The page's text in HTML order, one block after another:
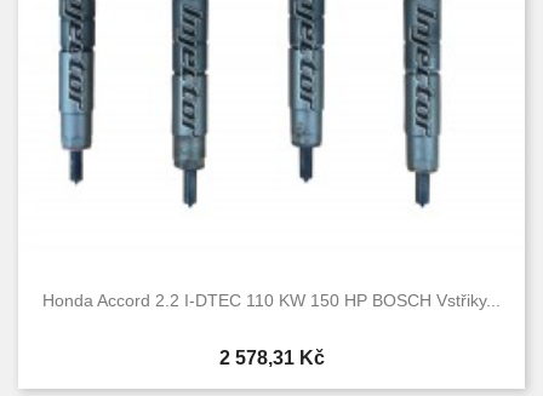
Honda Accord 2.2 I-DTEC 110 KW 150 HP BOSCH Vstřiky...
Cena
2 578,31 Kč